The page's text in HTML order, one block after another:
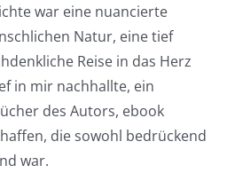
war eine nuancierte
Natur, eine tief
Reise in das Herz
in mir nachhallte, ein
des Autors, ebook
die sowohl bedrückend
war.